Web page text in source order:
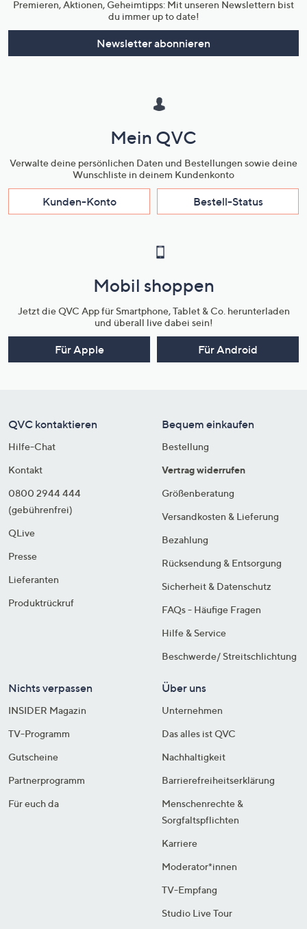
Premieren, Aktionen, Geheimtipps: Mit unseren Newslettern bist
du immer up to date!
Newsletter abonnieren
Mein QVC
Verwalte deine persönlichen Daten und Bestellungen sowie deine
Wunschliste in deinem Kundenkonto
Kunden-Konto Bestell-Status
Mobil shoppen
Jetzt die QVC App für Smartphone, Tablet & Co. herunterladen
und überall live dabei sein!
Für Apple Für Android
QVC kontaktieren
Hilfe-Chat
Kontakt
0800 2944 444
(gebührenfrei)
QLive
Presse
Lieferanten
Produktrückruf
Bequem einkaufen
Bestellung
Vertrag widerrufen
Größenberatung
Versandkosten & Lieferung
Bezahlung
Rücksendung & Entsorgung
Sicherheit & Datenschutz
FAQs - Häufige Fragen
Hilfe & Service
Beschwerde/ Streitschlichtung
Nichts verpassen
INSIDER Magazin
TV-Programm
Gutscheine
Partnerprogramm
Für euch da
Über uns
Unternehmen
Das alles ist QVC
Nachhaltigkeit
Barrierefreiheitserklärung
Menschenrechte &
Sorgfaltspflichten
Karriere
Moderator*innen
TV-Empfang
Studio Live Tour